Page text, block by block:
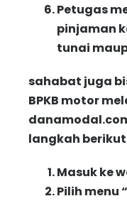
Petugas
pinjaman
tunai
sahabat juga
BPKB motor
langkah
Masuk ke
Pilih menu “